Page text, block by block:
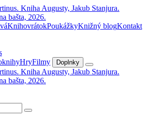
KnihovrátokPoukážkyKnižný blogKontakt
HryFilmy Doplnky